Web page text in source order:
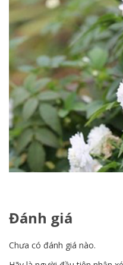
Đánh giá
Chưa có đánh giá nào.